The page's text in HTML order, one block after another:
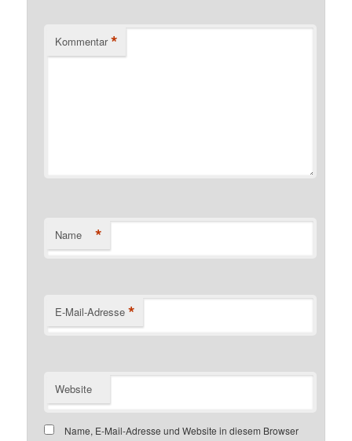
Kommentar *
Name *
E-Mail-Adresse *
Website
Name, E-Mail-Adresse und Website in diesem Browser